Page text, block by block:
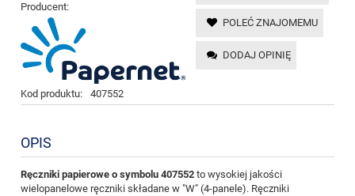
Producent:
Kod produktu: 407552
POLEĆ ZNAJOMEMU
DODAJ OPINIĘ
OPIS
Ręczniki papierowe o symbolu 407552 to wysokiej jakości
wielopanelowe ręczniki składane w "W" (4-panele). Ręczniki